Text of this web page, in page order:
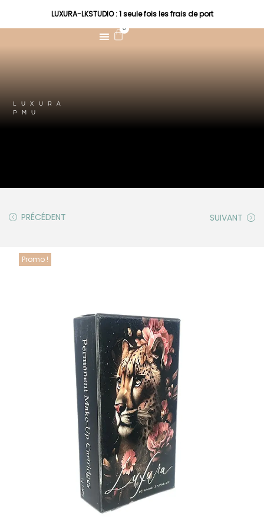
LUXURA-LKSTUDIO : 1 seule fois les frais de port
LUXURA
PMU
0
PRÉCÉDENT SUIVANT
Promo !